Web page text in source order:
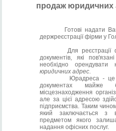
продаж юридичних
Готові надати Вам
держреєстрації фірми у
Для реєстрації
документів, які
необхідно
юридичних адрес.
Юрадреса - це
документах майже
місцезнаходження
але за цієї адресою
підприємства. Таким
який заключається з
предметом якого
надання офісних послуг.